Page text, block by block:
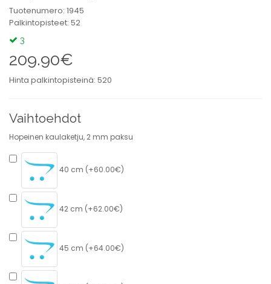
Tuotenumero: 1945
Palkintopisteet: 52
3
209.90€
Hinta palkintopisteinä: 520
Vaihtoehdot
Hopeinen kaulaketju, 2 mm paksu
40 cm (+60.00€)
42 cm (+62.00€)
45 cm (+64.00€)